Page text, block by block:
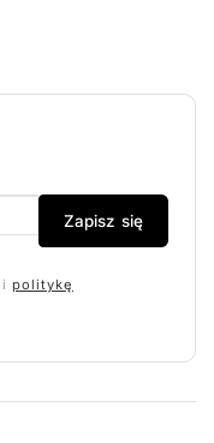
Zapisz się
i politykę